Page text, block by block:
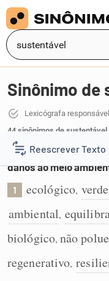
Reescrever Texto
Resumir Texto
Corrigir Texto
Sinônimo de
Lexicógrafa
44 sinônimos de sustentável
Desenvolvido com
danos ao meio
1 ecológico, verde
ambiental,
biológico, não
regenerativo,